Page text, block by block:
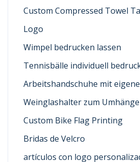
Custom Compressed Towel
Logo
Wimpel bedrucken lassen
Tennisbälle individuell
Arbeitshandschuhe mit
Weinglashalter zum
Custom Bike Flag Printing
Bridas de Velcro
artículos con logo